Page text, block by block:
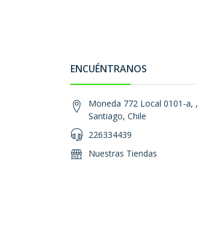
ENCUÉNTRANOS
Moneda 772 Local 0101-a, ,
Santiago, Chile
226334439
Nuestras Tiendas